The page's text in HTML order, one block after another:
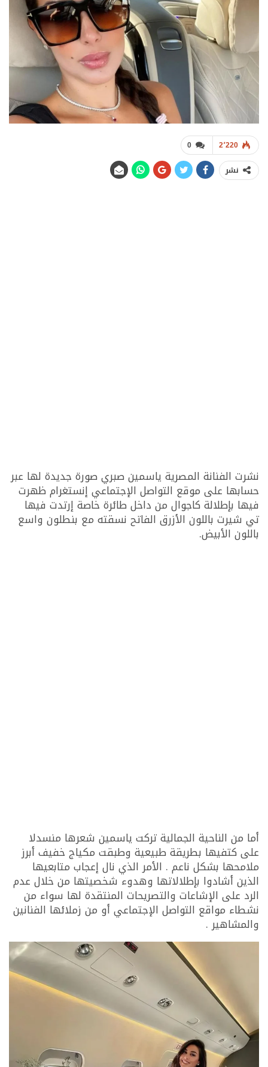
0 2٬220
نشر
نشرت الفنانة المصرية ياسمين صبري صورة جديدة لها عبر
حسابها على موقع التواصل الإجتماعي إنستغرام ظهرت
فيها بإطلالة كاجوال من داخل طائرة خاصة إرتدت فيها
تي شيرت باللون الأزرق الفاتح نسقته مع بنطلون واسع
باللون الأبيض.
أما من الناحية الجمالية تركت ياسمين شعرها منسدلا
على كتفيها بطريقة طبيعية وطبقت مكياج خفيف أبرز
ملامحها بشكل ناعم . الأمر الذي نال إعجاب متابعيها
الذين أشادوا بإطلالاتها وهدوء شخصيتها من خلال عدم
الرد على الإشاعات والتصريحات المنتقدة لها سواء من
نشطاء مواقع التواصل الإجتماعي أو من زملائها الفنانين
والمشاهير .